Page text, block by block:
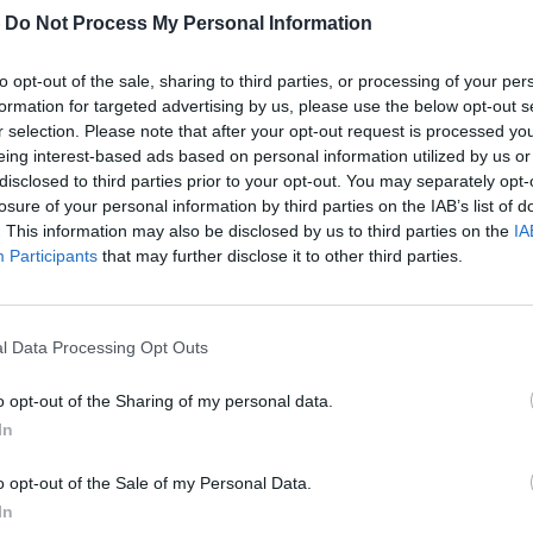
Do Not Process My Personal Information
opt-out of the sale, sharing to third parties, or processing of your
for targeted advertising by us, please use the below opt-out
selection. Please note that after your opt-out request is processed
interest-based ads based on personal information utilized by us
to third parties prior to your opt-out. You may separately
of your personal information by third parties on the IAB’s list of
This information may also be disclosed by us to third parties on the
Participants that may further disclose it to other third parties.
Data Processing Opt Outs
opt-out of the Sharing of my personal data.
opt-out of the Sale of my Personal Data.
της ΑΔΕΔΥ της Τετάρτης 13 του
Μεσογειακού Πανεπιστημίου και η
αποκατάσταση των αποδοχών
των Πανεπιστημίων
στα Δημόσια ΑΕΙ
Ιδρυμάτων και της φοιτητικής
από ψεκασμούς
Κρήτης - Χειροπέδες σε δύο
ροές προς την Κρήτη-Τι συζήτησαν